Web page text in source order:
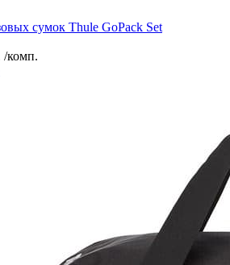
сумок Thule GoPack Set
/комп.